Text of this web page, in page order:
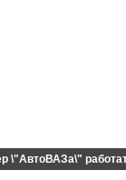
\"АвтоВАЗа\"